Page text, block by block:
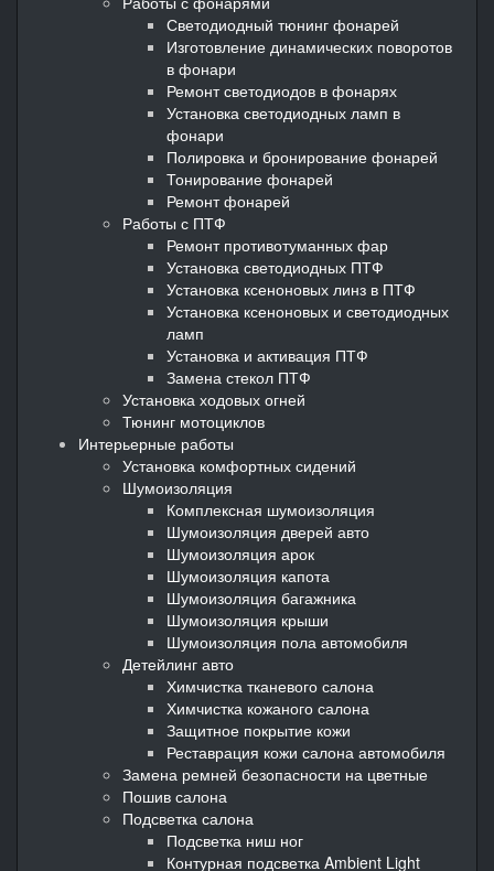
Светодиодный тюнинг фонарей
Изготовление динамических поворотов
в фонари
Ремонт светодиодов в фонарях
Установка светодиодных ламп в
фонари
Полировка и бронирование фонарей
Тонирование фонарей
Ремонт фонарей
Работы с ПТФ
Ремонт противотуманных фар
Установка светодиодных ПТФ
Установка ксеноновых линз в ПТФ
Установка ксеноновых и светодиодных
ламп
Установка и активация ПТФ
Замена стекол ПТФ
Установка ходовых огней
Тюнинг мотоциклов
Интерьерные работы
Установка комфортных сидений
Шумоизоляция
Комплексная шумоизоляция
Шумоизоляция дверей авто
Шумоизоляция арок
Шумоизоляция капота
Шумоизоляция багажника
Шумоизоляция крыши
Шумоизоляция пола автомобиля
Детейлинг авто
Химчистка тканевого салона
Химчистка кожаного салона
Защитное покрытие кожи
Реставрация кожи салона автомобиля
Замена ремней безопасности на цветные
Пошив салона
Подсветка салона
Подсветка ниш ног
Контурная подсветка Ambient Light